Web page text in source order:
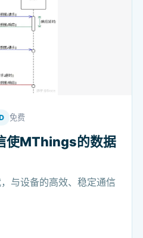
免费
使MThings的数据
与设备的高效、稳定通信